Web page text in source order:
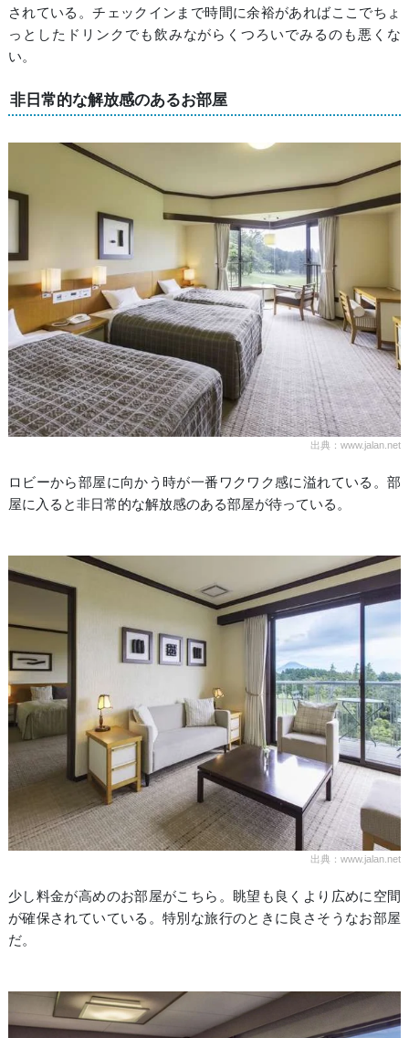
されている。チェックインまで時間に余裕があればここでちょ
っとしたドリンクでも飲みながらくつろいでみるのも悪くな
い。
非日常的な解放感のあるお部屋
出典：www.jalan.net
ロビーから部屋に向かう時が一番ワクワク感に溢れている。部
屋に入ると非日常的な解放感のある部屋が待っている。
出典：www.jalan.net
少し料金が高めのお部屋がこちら。眺望も良くより広めに空間
が確保されていている。特別な旅行のときに良さそうなお部屋
だ。